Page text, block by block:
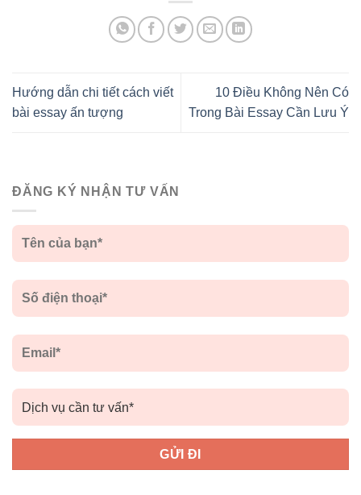
Hướng dẫn chi tiết cách viết
bài essay ấn tượng
10 Điều Không Nên Có
Trong Bài Essay Cần Lưu Ý
ĐĂNG KÝ NHẬN TƯ VẤN